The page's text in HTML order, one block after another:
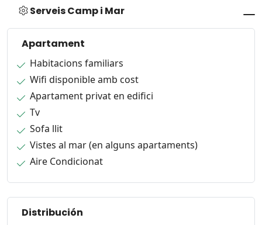
Serveis Camp i Mar
Apartament
Habitacions familiars
Wifi disponible amb cost
Apartament privat en edifici
Tv
Sofa llit
Vistes al mar (en alguns apartaments)
Aire Condicionat
Distribución